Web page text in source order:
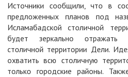
Источники сообщили, что в
предложенных планов под
Исламабадской столичной
будет зеркально отражать
столичной территории Дели.
охватить всю столичную
только городские районы.